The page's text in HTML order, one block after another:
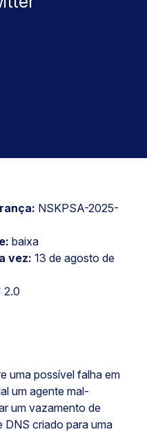
NSKPSA-2025-
baixa
vez: 13 de agosto de
2.0
uma possível falha em
um agente mal-
um vazamento de
DNS criado para uma